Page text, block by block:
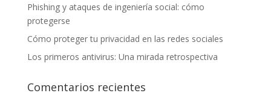
Phishing y ataques de ingeniería social: cómo
protegerse
Cómo proteger tu privacidad en las redes sociales
Los primeros antivirus: Una mirada retrospectiva
Comentarios recientes